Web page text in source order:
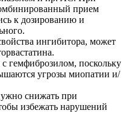
прием
к дозированию и
ингибитора, может
с гемфиброзилом, поскольку
угрозы миопатии и/
снижать при
избежать нарушений